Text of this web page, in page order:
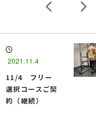
2021.11.4
11/4 フリー
選択コースご契
約（継続）